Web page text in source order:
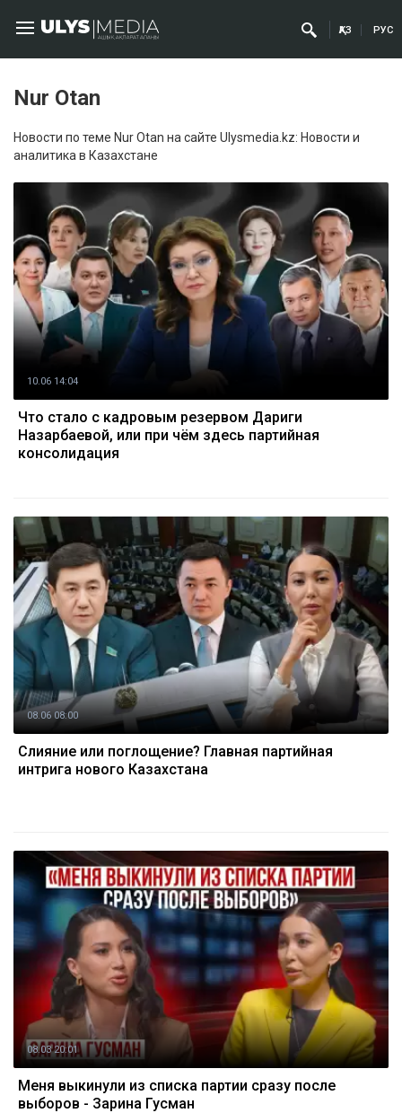
ҚАЗ РУС
Nur Otan
Новости по теме Nur Otan на сайте Ulysmedia.kz: Новости и
аналитика в Казахстане
10.06 14:04
Что стало с кадровым резервом Дариги
Назарбаевой, или при чём здесь партийная
консолидация
08.06 08:00
Слияние или поглощение? Главная партийная
интрига нового Казахстана
08.03 20:01
Меня выкинули из списка партии сразу после
выборов - Зарина Гусман